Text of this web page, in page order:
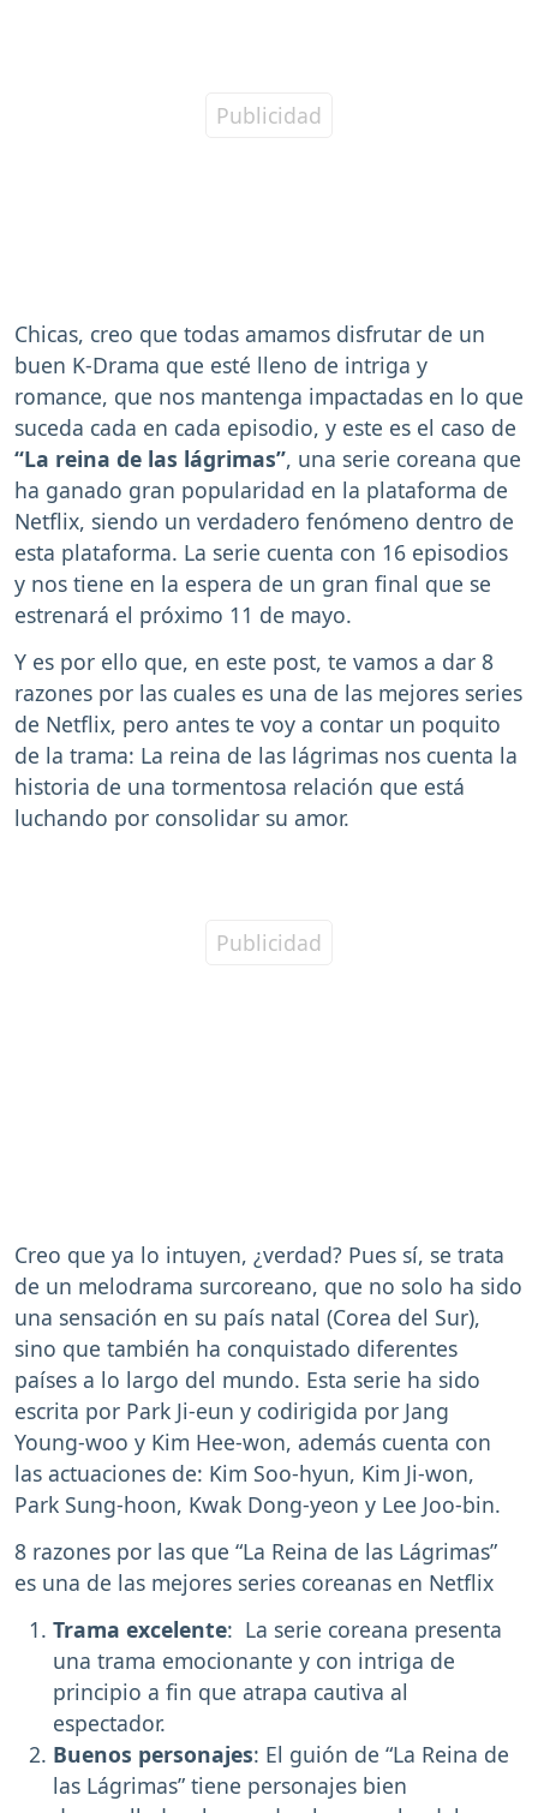
Chicas, creo que todas amamos disfrutar de un
buen K-Drama que esté lleno de intriga y
romance, que nos mantenga impactadas en lo que
suceda cada en cada episodio, y este es el caso de
“La reina de las lágrimas”, una serie coreana que
ha ganado gran popularidad en la plataforma de
Netflix, siendo un verdadero fenómeno dentro de
esta plataforma. La serie cuenta con 16 episodios
y nos tiene en la espera de un gran final que se
estrenará el próximo 11 de mayo.
Y es por ello que, en este post, te vamos a dar 8
razones por las cuales es una de las mejores series
de Netflix, pero antes te voy a contar un poquito
de la trama: La reina de las lágrimas nos cuenta la
historia de una tormentosa relación que está
luchando por consolidar su amor.
Creo que ya lo intuyen, ¿verdad? Pues sí, se trata
de un melodrama surcoreano, que no solo ha sido
una sensación en su país natal (Corea del Sur),
sino que también ha conquistado diferentes
países a lo largo del mundo. Esta serie ha sido
escrita por Park Ji-eun y codirigida por Jang
Young-woo y Kim Hee-won, además cuenta con
las actuaciones de: Kim Soo-hyun, Kim Ji-won,
Park Sung-hoon, Kwak Dong-yeon y Lee Joo-bin.
8 razones por las que “La Reina de las Lágrimas”
es una de las mejores series coreanas en Netflix
Trama excelente: La serie coreana presenta
una trama emocionante y con intriga de
principio a fin que atrapa cautiva al
espectador.
Buenos personajes: El guión de “La Reina de
las Lágrimas” tiene personajes bien